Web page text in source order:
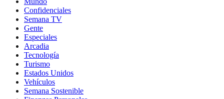
Confidenciales
Semana TV
Gente
Especiales
Arcadia
Tecnología
Turismo
Estados Unidos
Vehículos
Semana Sostenible